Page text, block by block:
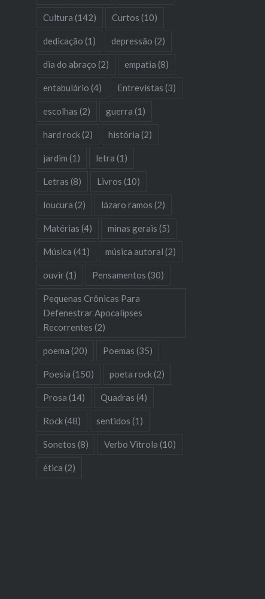
Cultura (142) Curtos (10)
dedicação (1) depressão (2)
dia do abraço (2) empatia (8)
entabulário (4) Entrevistas (3)
escolhas (2) guerra (1)
hard rock(2) história (2)
jardim (1) letra (1)
Letras (8) Livros (10)
loucura (2) lázaro ramos (2)
Matérias (4) minas gerais (5)
Música (41) música autoral (2)
ouvir(1) Pensamentos (30)
Pequenas Crônicas Para
Defenestrar Apocalipses
Recorrentes (2)
poema (20) Poemas (35)
Poesia (150) poeta rock(2)
Prosa (14) Quadras (4)
Rock(48) sentidos (1)
Sonetos (8) Verbo Vitrola (10)
ética (2)